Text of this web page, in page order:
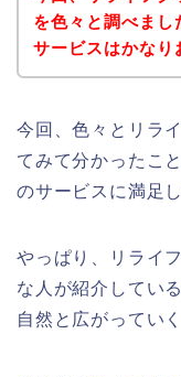
を色々と調べまし
サービスはかなり
今回、色々とリラ
てみて分かったこ
のサービスに満足
やっぱり、リライ
な人が紹介してい
自然と広がってい